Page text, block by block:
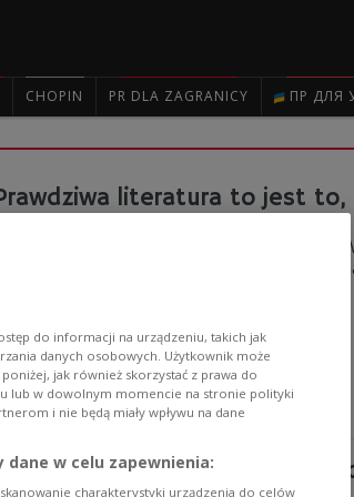
CHOPIN PR DLA ZAGRANICY ПР ДЛЯ
literatura to jest
śledczym i przewodnikiem
kryminałów. W audycji 'Więcej niż
portrety
do informacji na urządzeniu, takich jak
danych osobowych. Użytkownik może
jak również skorzystać z prawa do
lub w dowolnym momencie na stronie polityki
i nie będą miały wpływu na dane
w celu zapewnienia:
charakterystyki urządzenia do celów